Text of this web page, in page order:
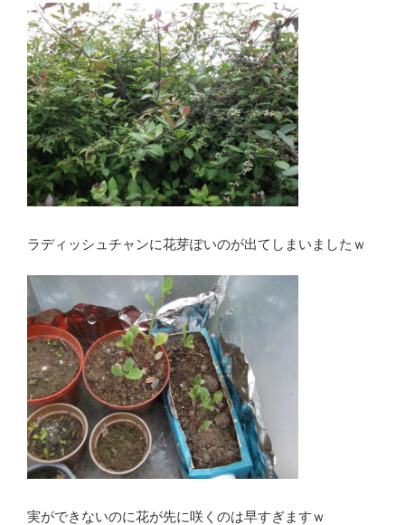
ラディッシュチャンに花芽ぽいのが出てしまいましたｗ
実ができないのに花が先に咲くのは早すぎますｗ